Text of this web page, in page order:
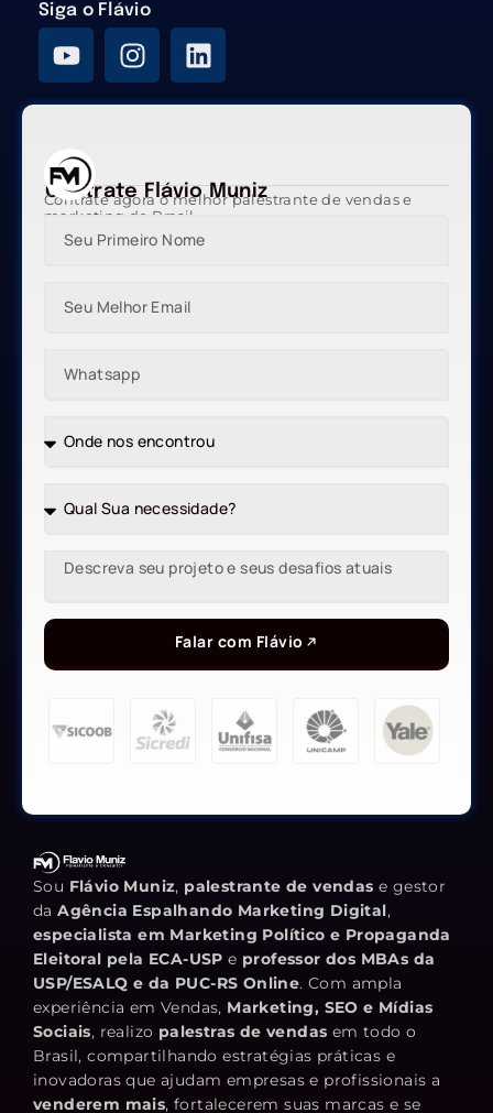
Siga o Flávio
Contrate Flávio Muniz
Contrate agora o melhor palestrante de vendas e
marketing do Brasil
Falar com Flávio
Sou Flávio Muniz, palestrante de vendas e gestor
daAgência Espalhando Marketing Digital,
especialista em Marketing Político e Propaganda
Eleitoral pela ECA-USP e professor dos MBAs da
USP/ESALQ e da PUC-RS Online. Com ampla
experiência em Vendas, Marketing, SEO e Mídias
Sociais, realizo palestras de vendas em todo o
Brasil, compartilhando estratégias práticas e
inovadoras que ajudam empresas e profissionais a
venderem mais, fortalecerem suas marcas e se